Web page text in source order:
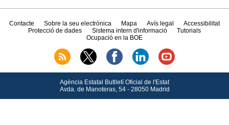
Contacte Sobre la seu electrònica Mapa Avís legal
Accessibilitat
Protecció de dades
Sistema intern d'informació
Tutorials
Ocupació en la BOE
Agència Estatal Butlletí Oficial de l'Estat
Avda.de Manoteras, 54 - 28050 Madrid